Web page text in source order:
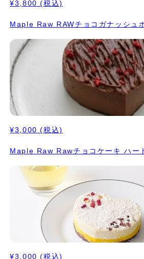
¥3,800 (税込)
Maple Raw RAWチョコガナッシュ
¥3,000 (税込)
Maple Raw Rawチョコケーキ ハー
¥3,000 (税込)